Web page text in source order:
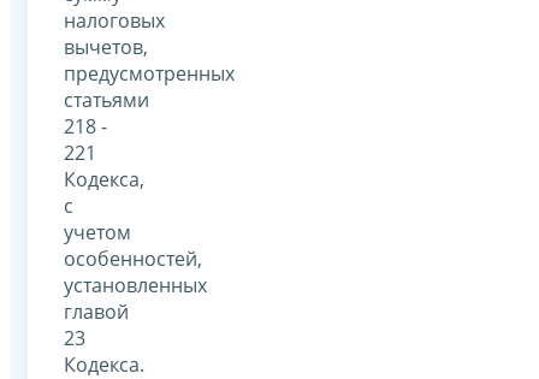
налоговых
вычетов,
предусмотренных
статьями
218 -
221
Кодекса,
с
учетом
особенностей,
установленных
главой
23
Кодекса.